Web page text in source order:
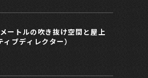
トルの吹き抜け空間と屋上
ブディレクター）